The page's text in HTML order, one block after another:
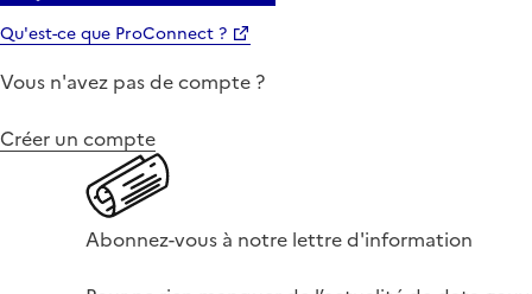
Qu'est-ce que ProConnect ?
Vous n'avez pas de compte ?
Créer un compte
Abonnez-vous à notre lettre d'information